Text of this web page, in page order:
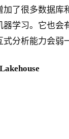
了很多数据库
器学习。它也会
分析能力会弱